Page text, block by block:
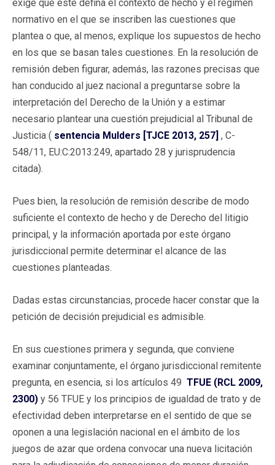
exige que éste defina el contexto de hecho y el régimen
normativo en el que se inscriben las cuestiones que
plantea o que, al menos, explique los supuestos de hecho
en los que se basan tales cuestiones. En la resolución de
remisión deben figurar, además, las razones precisas que
han conducido al juez nacional a preguntarse sobre la
interpretación del Derecho de la Unión y a estimar
necesario plantear una cuestión prejudicial al Tribunal de
Justicia ( sentencia Mulders [TJCE 2013, 257] , C-
548/11, EU:C:2013:249, apartado 28 y jurisprudencia
citada).
Pues bien, la resolución de remisión describe de modo
suficiente el contexto de hecho y de Derecho del litigio
principal, y la información aportada por este órgano
jurisdiccional permite determinar el alcance de las
cuestiones planteadas.
Dadas estas circunstancias, procede hacer constar que la
petición de decisión prejudicial es admisible.
En sus cuestiones primera y segunda, que conviene
examinar conjuntamente, el órgano jurisdiccional remitente
pregunta, en esencia, si los artículos 49 TFUE (RCL 2009,
2300) y 56 TFUE y los principios de igualdad de trato y de
efectividad deben interpretarse en el sentido de que se
oponen a una legislación nacional en el ámbito de los
juegos de azar que ordena convocar una nueva licitación